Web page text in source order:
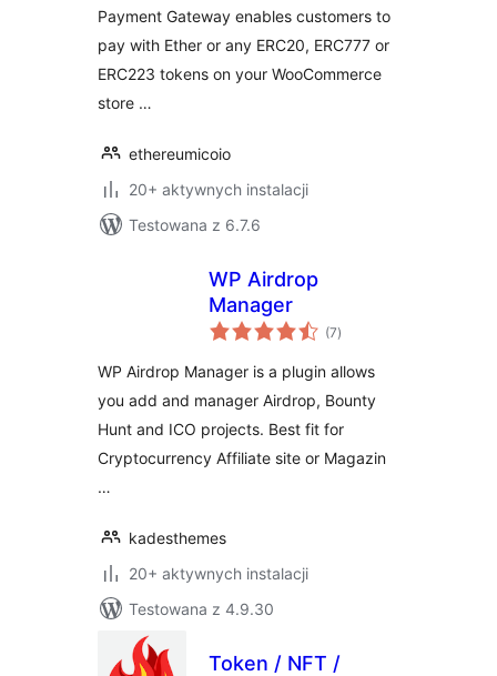
Payment Gateway enables customers to
pay with Ether or any ERC20, ERC777 or
ERC223 tokens on your WooCommerce
store …
ethereumicoio
20+ aktywnych instalacji
Testowana z 6.7.6
WP Airdrop
Manager
(7wszystkich
ocen
)
WP Airdrop Manager is a plugin allows
you add and manager Airdrop, Bounty
Hunt and ICO projects. Best fit for
Cryptocurrency Affiliate site or Magazin
…
kadesthemes
20+ aktywnych instalacji
Testowana z 4.9.30
Token / NFT /